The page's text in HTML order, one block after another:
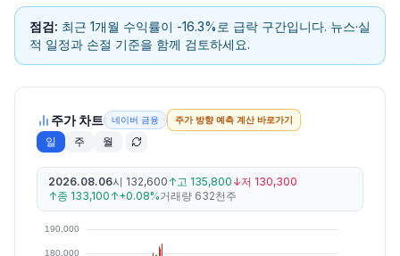
점검: 최근 1개월 수익률이 -16.3%로 급락 구간입니다. 뉴스·실
적 일정과 손절 기준을 함께 검토하세요.
주가 차트 네이버 금융 주가 방향 예측 계산 바로가기
일 주 월
2026.08.06시 132,600 ↑고 135,800↓저 130,300
↑종 133,100 ↑+0.08%거래량 632천주